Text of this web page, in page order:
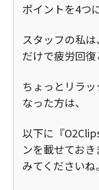
ポイントを4つ
スタッフの私
だけで疲労回復
ちょっとリラ
なった方は、
以下に『
ンを載せてお
みてくださいね。